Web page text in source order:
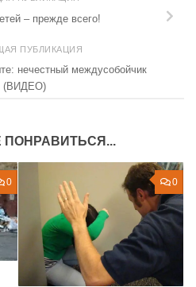
– прежде всего!
ПУБЛИКАЦИЯ
нечестный междусобойчик
(ВИДЕО)
ПОНРАВИТЬСЯ...
0 0